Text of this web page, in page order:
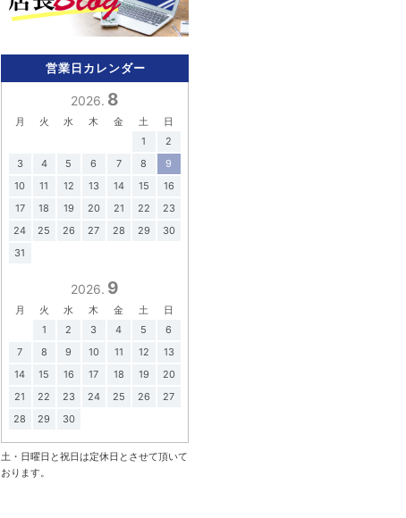
営業日カレンダー
2026. 8
月 火 水 木 金 土
日
1
2
3
4 5 6 7 8
9
10
11 12 13 14 15
16
17
18 19 20 21 22
23
24
25 26 27 28 29
30
31
2026. 9
月 火 水 木 金 土
日
1
2 3 4 5
6
7
8 9 10 11 12
13
14
15 16 17 18 19
20
21
22 23 24 25 26
27
28
29 30
土・日曜日と祝日は定休日とさせて頂いて
おります。